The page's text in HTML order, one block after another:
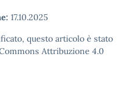
17.10.2025
questo articolo è stato
Attribuzione 4.0